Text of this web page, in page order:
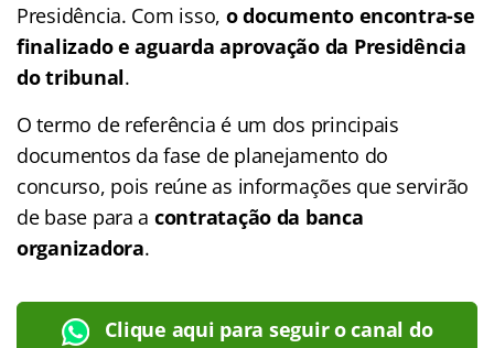
Presidência. Com isso, o documento encontra-se
finalizado e aguarda aprovação da Presidência
do tribunal.
O termo de referência é um dos principais
documentos da fase de planejamento do
concurso, pois reúne as informações que servirão
de base para a contratação da banca
organizadora.
Clique aqui para seguir o canal do